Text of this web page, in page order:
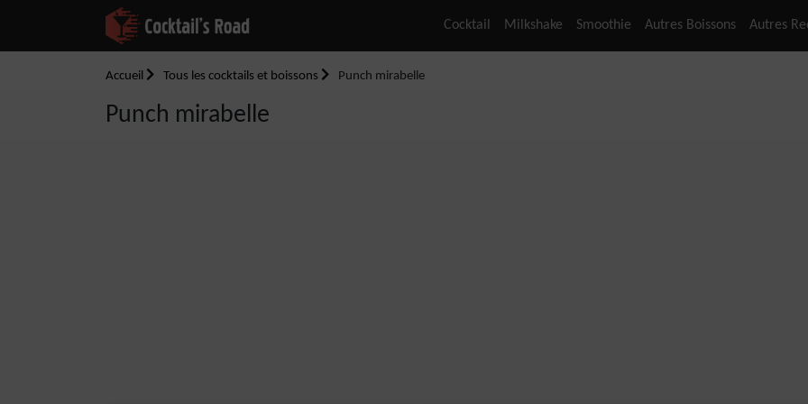
Cocktail Milkshake Smoothie Autres Boissons Autres
Accueil Tous les cocktails et boissons Punch mirabelle
Punch mirabelle